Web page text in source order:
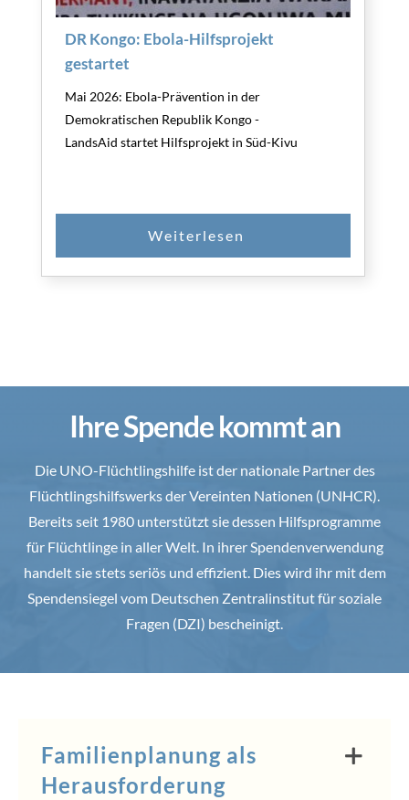
DR Kongo: Ebola-Hilfsprojekt
gestartet
Mai 2026: Ebola-Prävention in der
Demokratischen Republik Kongo -
LandsAid startet Hilfsprojekt in Süd-Kivu
Ihre Spende kommt an
Die UNO-Flüchtlingshilfe ist der nationale Partner des
Flüchtlingshilfswerks der Vereinten Nationen (UNHCR).
Bereits seit 1980 unterstützt sie dessen Hilfsprogramme
für Flüchtlinge in aller Welt. In ihrer Spendenverwendung
handelt sie stets seriös und effizient. Dies wird ihr mit dem
Spendensiegel vom Deutschen Zentralinstitut für soziale
Fragen (DZI) bescheinigt.
Familienplanung als
Herausforderung